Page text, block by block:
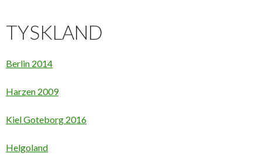
TYSKLAND
Berlin 2014
Harzen 2009
Kiel Goteborg 2016
Helgoland